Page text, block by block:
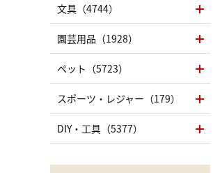
文具（4744）
園芸用品（1928）
ペット（5723）
スポーツ・レジャー（179）
DIY・工具（5377）